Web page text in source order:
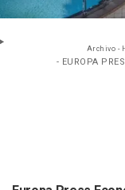
Archivo -
- EUROPA